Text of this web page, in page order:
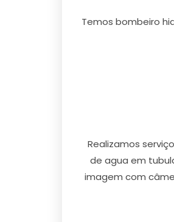
Temos bombeiro
Realizamos
de agua em
imagem com